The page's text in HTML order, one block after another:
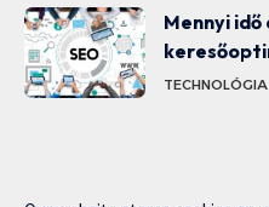
Mennyi
TECHNOLÓGIA